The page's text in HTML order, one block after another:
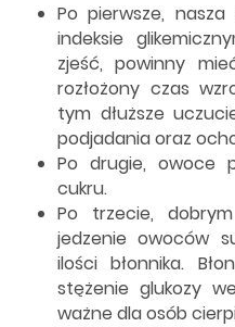
Po pierwsze,
indeksie
zjeść, powinny
rozłożony czas
tym dłuższe
podjadania oraz
Po drugie, owoce
cukru.
Po trzecie,
jedzenie owoców
ilości błonnika.
stężenie glukozy
ważne dla osób